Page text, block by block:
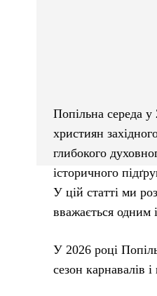
Попільна середа
християн
глибокого
історичного
У цій статті ми
вважається одним
У 2026 році
сезон карнавалів